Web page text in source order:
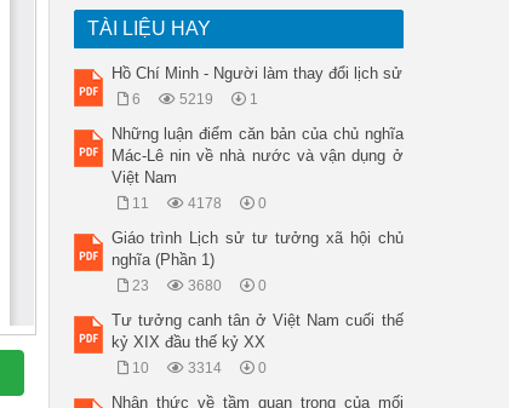
TÀI LIỆU HAY
Hồ Chí Minh - Người làm thay đổi lịch sử
6 5219 1
Những luận điểm căn bản của chủ nghĩa
Mác-Lê nin về nhà nước và vận dụng ở
Việt Nam
11 4178 0
Giáo trình Lịch sử tư tưởng xã hội chủ
nghĩa (Phần 1)
23 3680 0
Tư tưởng canh tân ở Việt Nam cuối thế
kỷ XIX đầu thế kỷ XX
10 3314 0
Nhận thức về tầm quan trọng của mối